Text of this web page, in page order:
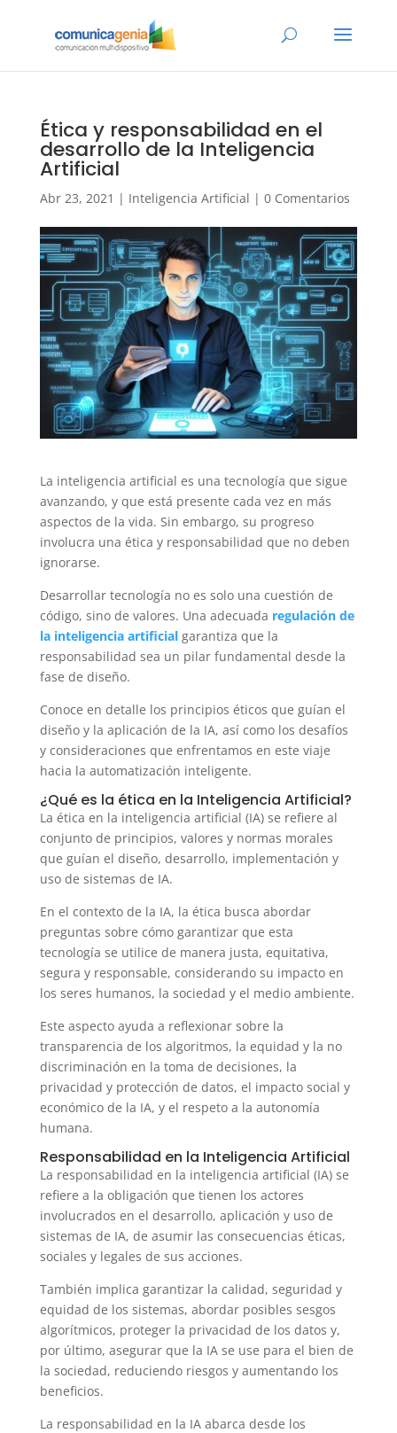
Ética y responsabilidad en el
desarrollo de la Inteligencia
Artificial
Abr 23, 2021 | Inteligencia Artificial | 0 Comentarios
La inteligencia artificial es una tecnología que sigue
avanzando, y que está presente cada vez en más
aspectos de la vida. Sin embargo, su progreso
involucra una ética y responsabilidad que no deben
ignorarse.
Desarrollar tecnología no es solo una cuestión de
código, sino de valores. Una adecuada regulación de
la inteligencia artificialgarantiza que la
responsabilidad sea un pilar fundamental desde la
fase de diseño.
Conoce en detalle los principios éticos que guían el
diseño y la aplicación de la IA, así como los desafíos
y consideraciones que enfrentamos en este viaje
hacia la automatización inteligente.
¿Qué es la ética en la Inteligencia Artificial?
La ética en la inteligencia artificial (IA) se refiere al
conjunto de principios, valores y normas morales
que guían el diseño, desarrollo, implementación y
uso de sistemas de IA.
En el contexto de la IA, la ética busca abordar
preguntas sobre cómo garantizar que esta
tecnología se utilice de manera justa, equitativa,
segura y responsable, considerando su impacto en
los seres humanos, la sociedad y el medio ambiente.
Este aspecto ayuda a reflexionar sobre la
transparencia de los algoritmos, la equidad y la no
discriminación en la toma de decisiones, la
privacidad y protección de datos, el impacto social y
económico de la IA, y el respeto a la autonomía
humana.
Responsabilidad en la Inteligencia Artificial
La responsabilidad en la inteligencia artificial (IA) se
refiere a la obligación que tienen los actores
involucrados en el desarrollo, aplicación y uso de
sistemas de IA, de asumir las consecuencias éticas,
sociales y legales de sus acciones.
También implica garantizar la calidad, seguridad y
equidad de los sistemas, abordar posibles sesgos
algorítmicos, proteger la privacidad de los datos y,
por último, asegurar que la IA se use para el bien de
la sociedad, reduciendo riesgos y aumentando los
beneficios.
La responsabilidad en la IA abarca desde los